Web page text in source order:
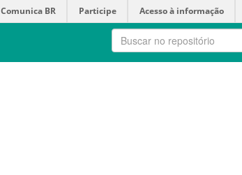
Comunica BR Participe Acesso à informação